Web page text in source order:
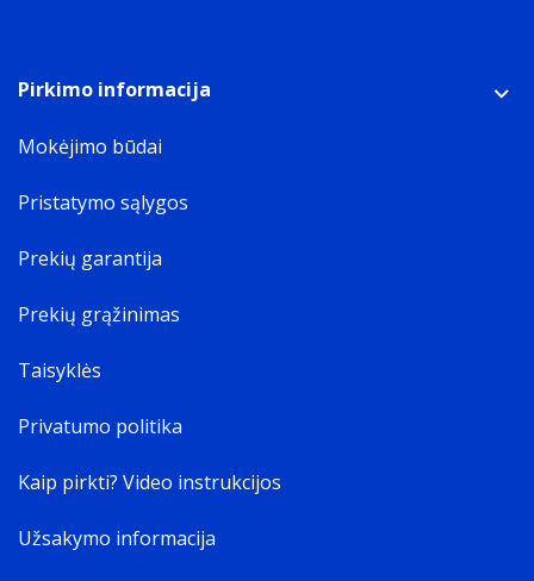
Pirkimo informacija
Mokėjimo būdai
Pristatymo sąlygos
Prekių garantija
Prekių grąžinimas
Taisyklės
Privatumo politika
Kaip pirkti? Video instrukcijos
Užsakymo informacija